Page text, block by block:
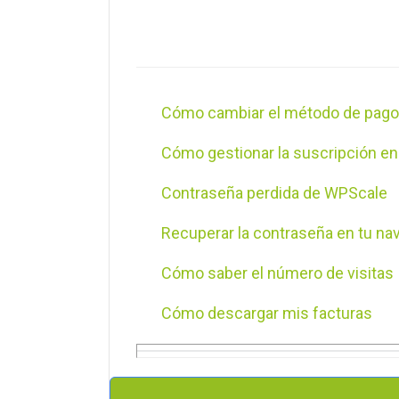
Optimización de la base de datos
Cómo revisar los registros de
Cómo cambiar el método de pago
Cómo gestionar la suscripción
Contraseña perdida de WPScale
Recuperar la contraseña en tu
Cómo saber el número de visitas
Cómo descargar mis facturas